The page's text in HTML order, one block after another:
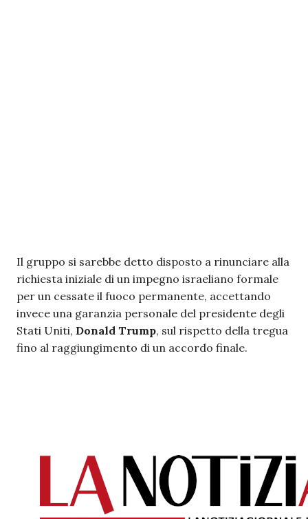
Il gruppo si sarebbe detto disposto a rinunciare alla
richiesta iniziale di un impegno israeliano formale
per un cessate il fuoco permanente, accettando
invece una garanzia personale del presidente degli
Stati Uniti, Donald Trump, sul rispetto della tregua
fino al raggiungimento di un accordo finale.